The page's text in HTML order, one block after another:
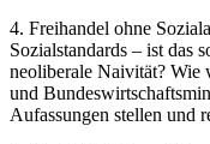
4. Freihandel ohne
Sozialstandards – ist das
neoliberale Naivität? Wie
und
Aufassungen stellen und